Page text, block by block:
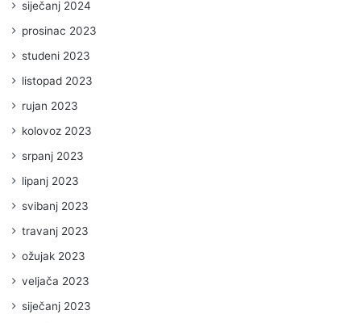
siječanj 2024
prosinac 2023
studeni 2023
listopad 2023
rujan 2023
kolovoz 2023
srpanj 2023
lipanj 2023
svibanj 2023
travanj 2023
ožujak 2023
veljača 2023
siječanj 2023